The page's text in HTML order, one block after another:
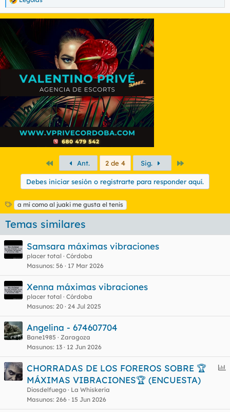
R
e
a
n
e
PrimeroAnt. 2 de 4 Sig.
Debes iniciar sesión o registrarte para responder aquí.
E
t
i
u
e
t
s
a mí como al juaki me gusta el tenis
Temas similares
Samsara máximas vibraciones
placer total
Córdoba
Masunos 56 17 Mar 2026
Xenna máximas vibraciones
placer total
Córdoba
Masunos 20 24 Jul 2025
Angelina - 674607704
Bane1985
Zaragoza
Masunos 13 12 Jun 2026
E
CHORRADAS DE LOS FOREROS SOBRE 🏆
MÁXIMAS VIBRACIONES🏆 (ENCUESTA)
Diosdelfuego
La Whiskería
Masunos 266 15 Jun 2026